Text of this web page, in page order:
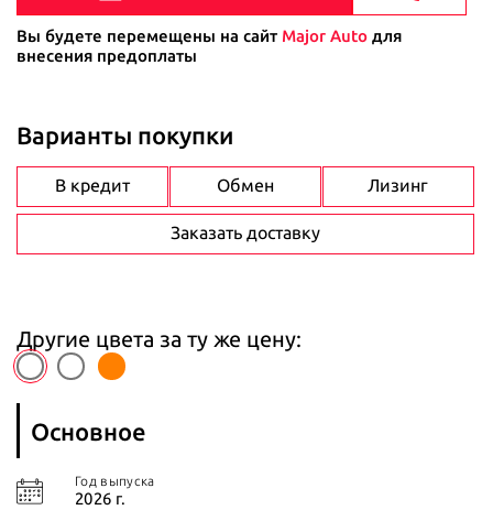
Вы будете перемещены на сайт Major Auto для
внесения предоплаты
Варианты покупки
В кредит Обмен Лизинг
Заказать доставку
Другие цвета за ту же цену:
Основное
Год выпуска
2026 г.